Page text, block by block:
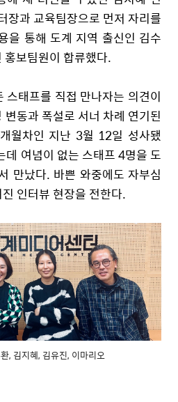
장과 교육팀장으로 먼저 자리를
을 통해 도계 지역 출신인 김수
보팀원이 합류했다.
스태프를 직접 만나자는 의견이
동과 폭설로 서너 차례 연기된
월차인 지난 3월 12일 성사됐
데 여념이 없는 스태프 4명을 도
만났다. 바쁜 와중에도 자부심
인터뷰 현장을 전한다.
, 김지혜, 김유진, 이마리오